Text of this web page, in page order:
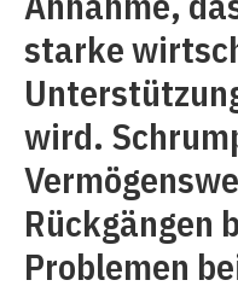
starke
wird.
Rückgängen
Problemen